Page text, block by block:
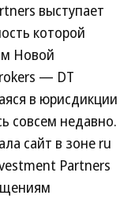
выступает
которой
Новой
— DT
в юрисдикции
совсем недавно.
сайт в зоне ru
Partners